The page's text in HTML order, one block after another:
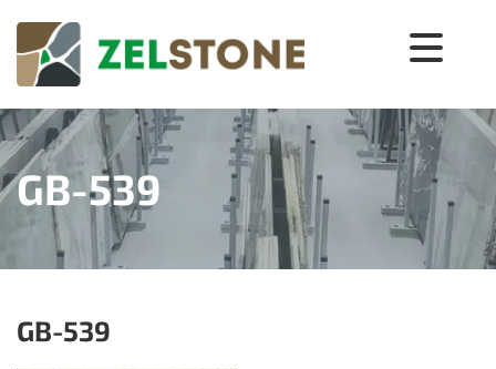
GB-539
GB-539